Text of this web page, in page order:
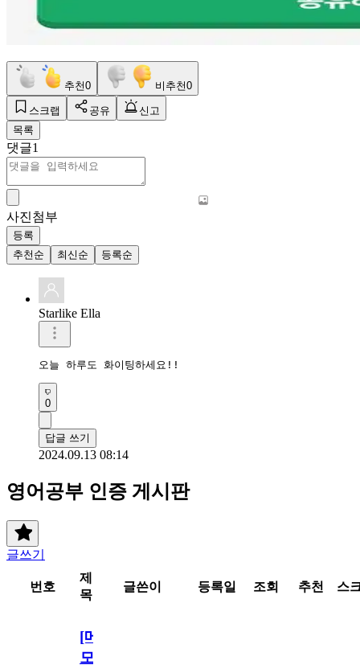
추천0 비추천0
스크랩 공유
신고
목록
댓글1
사진첨부
등록
추천순
최신순 등록순
Starlike Ella
오늘 하루도 화이팅하세요!!
0
답글 쓰기
2024.09.13 08:14
영어공부 인증 게시판
글쓰기
번호
제
목
글쓴이 등록일 조회 추천 스
[메
모